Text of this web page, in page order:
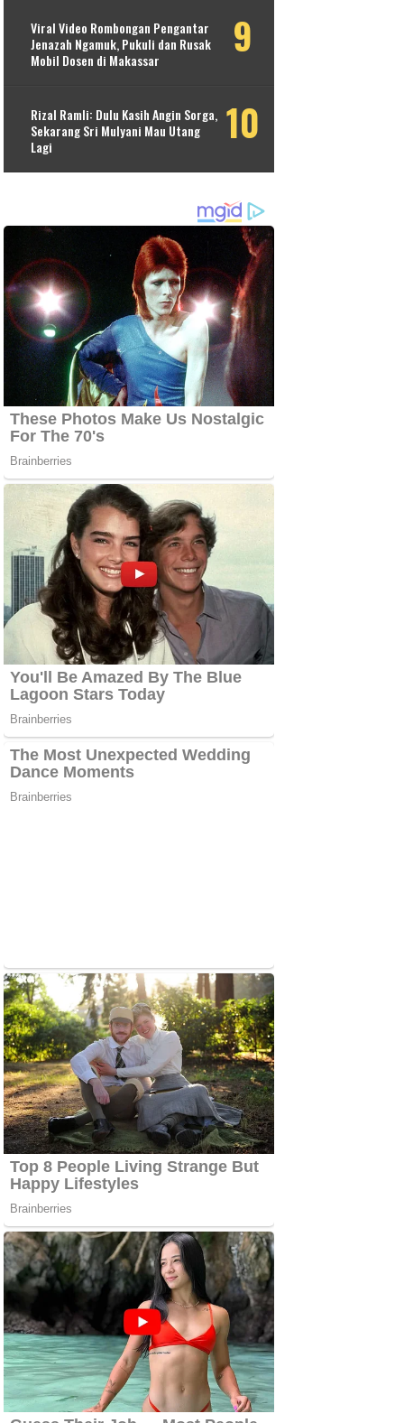
Viral Video Rombongan Pengantar
Jenazah Ngamuk, Pukuli dan Rusak
Mobil Dosen di Makassar
Rizal Ramli: Dulu Kasih Angin Sorga,
Sekarang Sri Mulyani Mau Utang
Lagi